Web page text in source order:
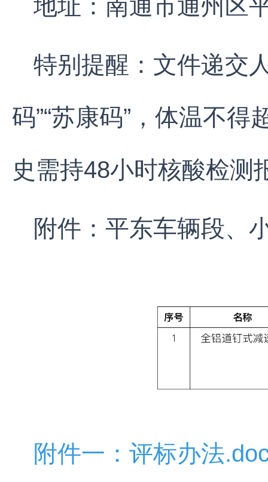
地址：南通市通州区
特别提醒：文件递交
码”“苏康码”，体温不
史需持48小时核酸检测
附件：平东车辆段、
附件一：评标办法